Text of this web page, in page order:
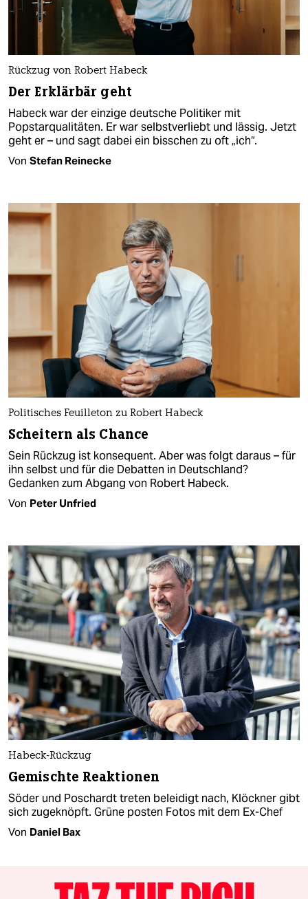
Rückzug von Robert Habeck
Der Erklärbär geht
Habeck war der einzige deutsche Politiker mit
Popstarqualitäten. Er war selbstverliebt und lässig. Jetzt
geht er – und sagt dabei ein bisschen zu oft „ich“.
Von Stefan Reinecke
Politisches Feuilleton zu Robert Habeck
Scheitern als Chance
Sein Rückzug ist konsequent. Aber was folgt daraus – für
ihn selbst und für die Debatten in Deutschland?
Gedanken zum Abgang von Robert Habeck.
Von Peter Unfried
Habeck-Rückzug
Gemischte Reaktionen
Söder und Poschardt treten beleidigt nach, Klöckner gibt
sich zugeknöpft. Grüne posten Fotos mit dem Ex-Chef
Von Daniel Bax